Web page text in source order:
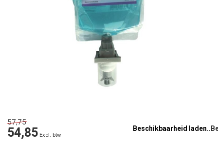
57,75
54,85 Excl. btw
Beschikbaarheid laden..